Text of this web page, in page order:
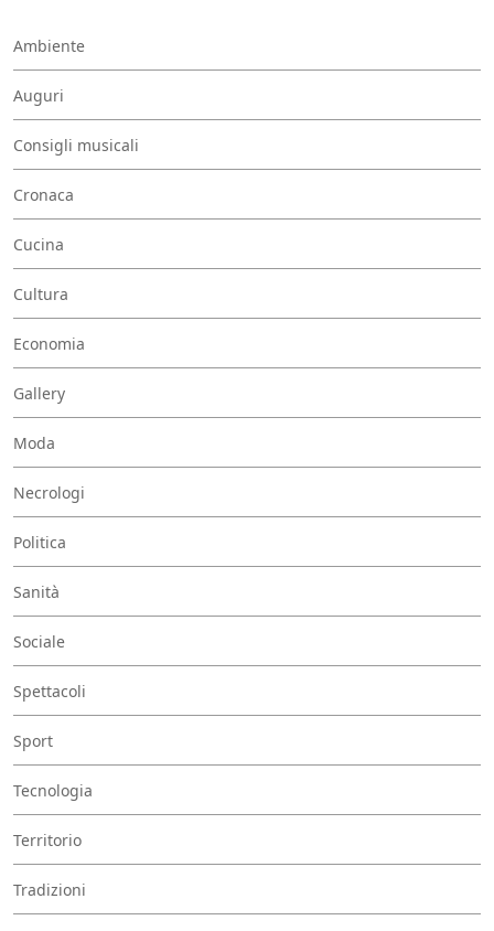
Ambiente
Auguri
Consigli musicali
Cronaca
Cucina
Cultura
Economia
Gallery
Moda
Necrologi
Politica
Sanità
Sociale
Spettacoli
Sport
Tecnologia
Territorio
Tradizioni